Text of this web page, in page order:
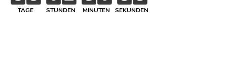
TAGE STUNDEN MINUTEN SEKUNDEN